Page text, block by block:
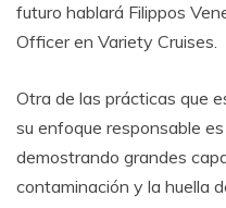
futuro hablará Filippos
Officer en Variety Cruises.
Otra de las prácticas que
su enfoque responsable
demostrando grandes
contaminación y la huella